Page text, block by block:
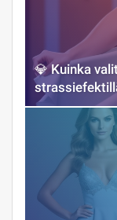
💎 Kuinka